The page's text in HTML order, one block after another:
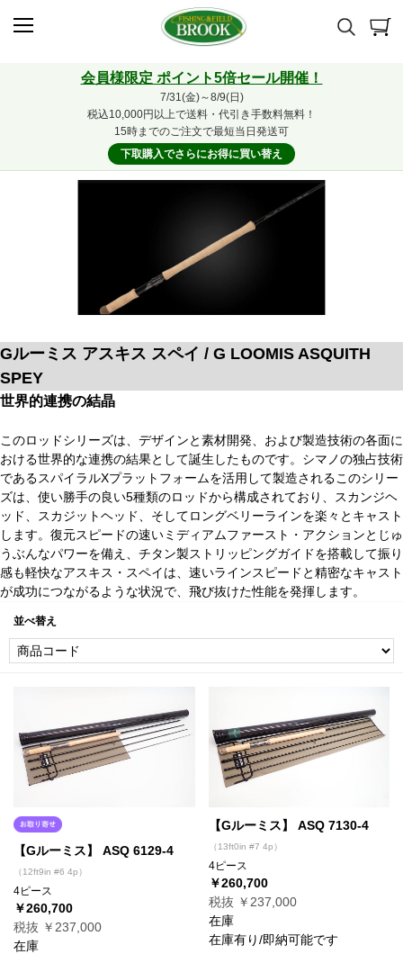
会員様限定 ポイント5倍セール開催！
7/31(金)～8/9(日)
税込10,000円以上で送料・代引き手数料無料！
15時までのご注文で最短当日発送可
下取購入でさらにお得に買い替え
Gルーミス アスキス スペイ / G LOOMIS ASQUITH
SPEY
世界的連携の結晶
このロッドシリーズは、デザインと素材開発、および製造技術の各面に
おける世界的な連携の結果として誕生したものです。シマノの独占技術
であるスパイラルXプラットフォームを活用して製造されるこのシリー
ズは、使い勝手の良い5種類のロッドから構成されており、スカンジヘ
ッド、スカジットヘッド、そしてロングベリーラインを楽々とキャスト
します。復元スピードの速いミディアムファースト・アクションとじゅ
うぶんなパワーを備え、チタン製ストリッピングガイドを搭載して振り
感も軽快なアスキス・スペイは、速いラインスピードと精密なキャスト
が成功につながるような状況で、飛び抜けた性能を発揮します。
並べ替え
【Gルーミス】 ASQ 6129-4
（12ft9in #6 4p）
4ピース
￥260,700
税抜 ￥237,000
在庫
【Gルーミス】 ASQ 7130-4
（13ft0in #7 4p）
4ピース
￥260,700
税抜 ￥237,000
在庫
在庫有り/即納可能です